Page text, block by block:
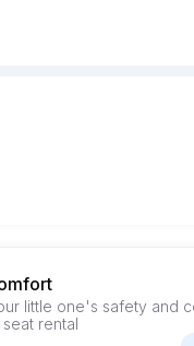
little one's safety and
rental